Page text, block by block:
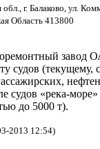
г. Балаково, ул.
Область 413800
завод
судов (текущему,
судов «река-море»
до 5000 т).
2013 12:54)